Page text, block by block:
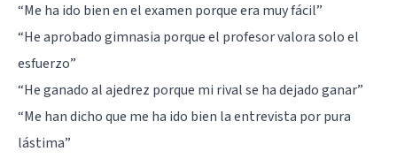
“Me ha ido bien en el examen porque era muy fácil”
“He aprobado gimnasia porque el profesor valora solo el
esfuerzo”
“He ganado al ajedrez porque mi rival se ha dejado ganar”
“Me han dicho que me ha ido bien la entrevista por pura
lástima”